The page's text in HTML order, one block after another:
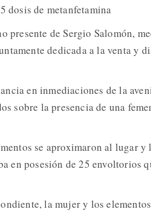
dosis de metanfetamina
presente de Sergio Salomón,
dedicada a la venta y
en inmediaciones de la
sobre la presencia de una
se aproximaron al lugar y
en posesión de 25 envoltorios
la mujer y los elementos